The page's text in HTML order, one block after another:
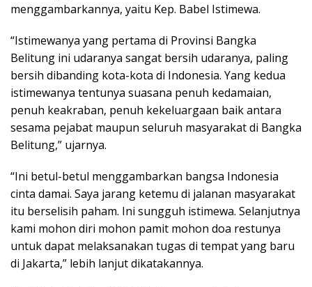
menggambarkannya, yaitu Kep. Babel Istimewa.
“Istimewanya yang pertama di Provinsi Bangka
Belitung ini udaranya sangat bersih udaranya, paling
bersih dibanding kota-kota di Indonesia. Yang kedua
istimewanya tentunya suasana penuh kedamaian,
penuh keakraban, penuh kekeluargaan baik antara
sesama pejabat maupun seluruh masyarakat di Bangka
Belitung,” ujarnya.
“Ini betul-betul menggambarkan bangsa Indonesia
cinta damai. Saya jarang ketemu di jalanan masyarakat
itu berselisih paham. Ini sungguh istimewa. Selanjutnya
kami mohon diri mohon pamit mohon doa restunya
untuk dapat melaksanakan tugas di tempat yang baru
di Jakarta,” lebih lanjut dikatakannya.